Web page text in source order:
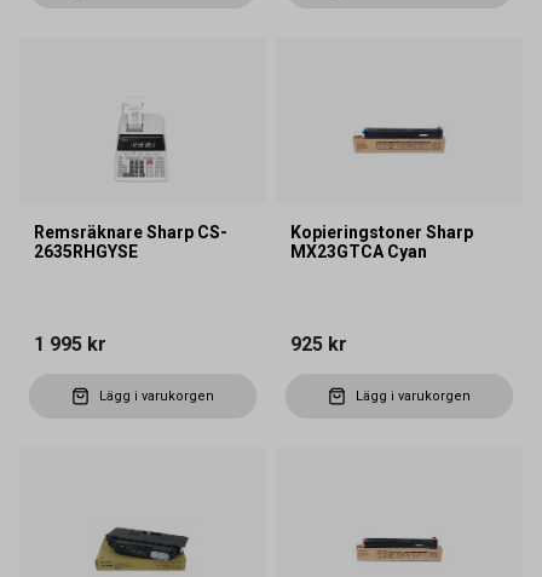
Remsräknare Sharp CS-
2635RHGYSE
1 995 kr
Lägg i varukorgen
Kopieringstoner Sharp
MX23GTCA Cyan
925 kr
Lägg i varukorgen